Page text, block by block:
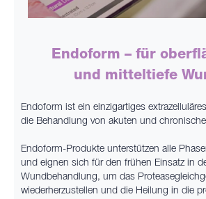
Endoform – für
und mitteltiefe
Endoform ist ein einzigartiges
die Behandlung von akuten und
Endoform-Produkte unterstützen alle
und eignen sich für den frühen Einsatz in
Wundbehandlung, um das
wiederherzustellen und die Heilung in die